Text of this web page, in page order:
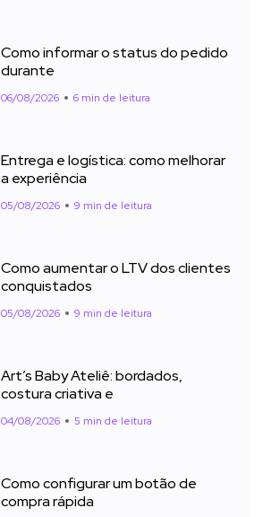
Como informar o status do pedido
durante
06/08/2026 6 min de leitura
Entrega e logística: como melhorar
a experiência
05/08/2026 9 min de leitura
Como aumentar o LTV dos clientes
conquistados
05/08/2026 9 min de leitura
Art’s Baby Ateliê: bordados,
costura criativa e
04/08/2026 5 min de leitura
Como configurar um botão de
compra rápida